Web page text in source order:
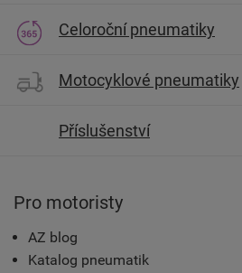
Celoroční pneumatiky
Motocyklové pneumatiky
Příslušenství
Pro motoristy
AZ blog
Katalog pneumatik